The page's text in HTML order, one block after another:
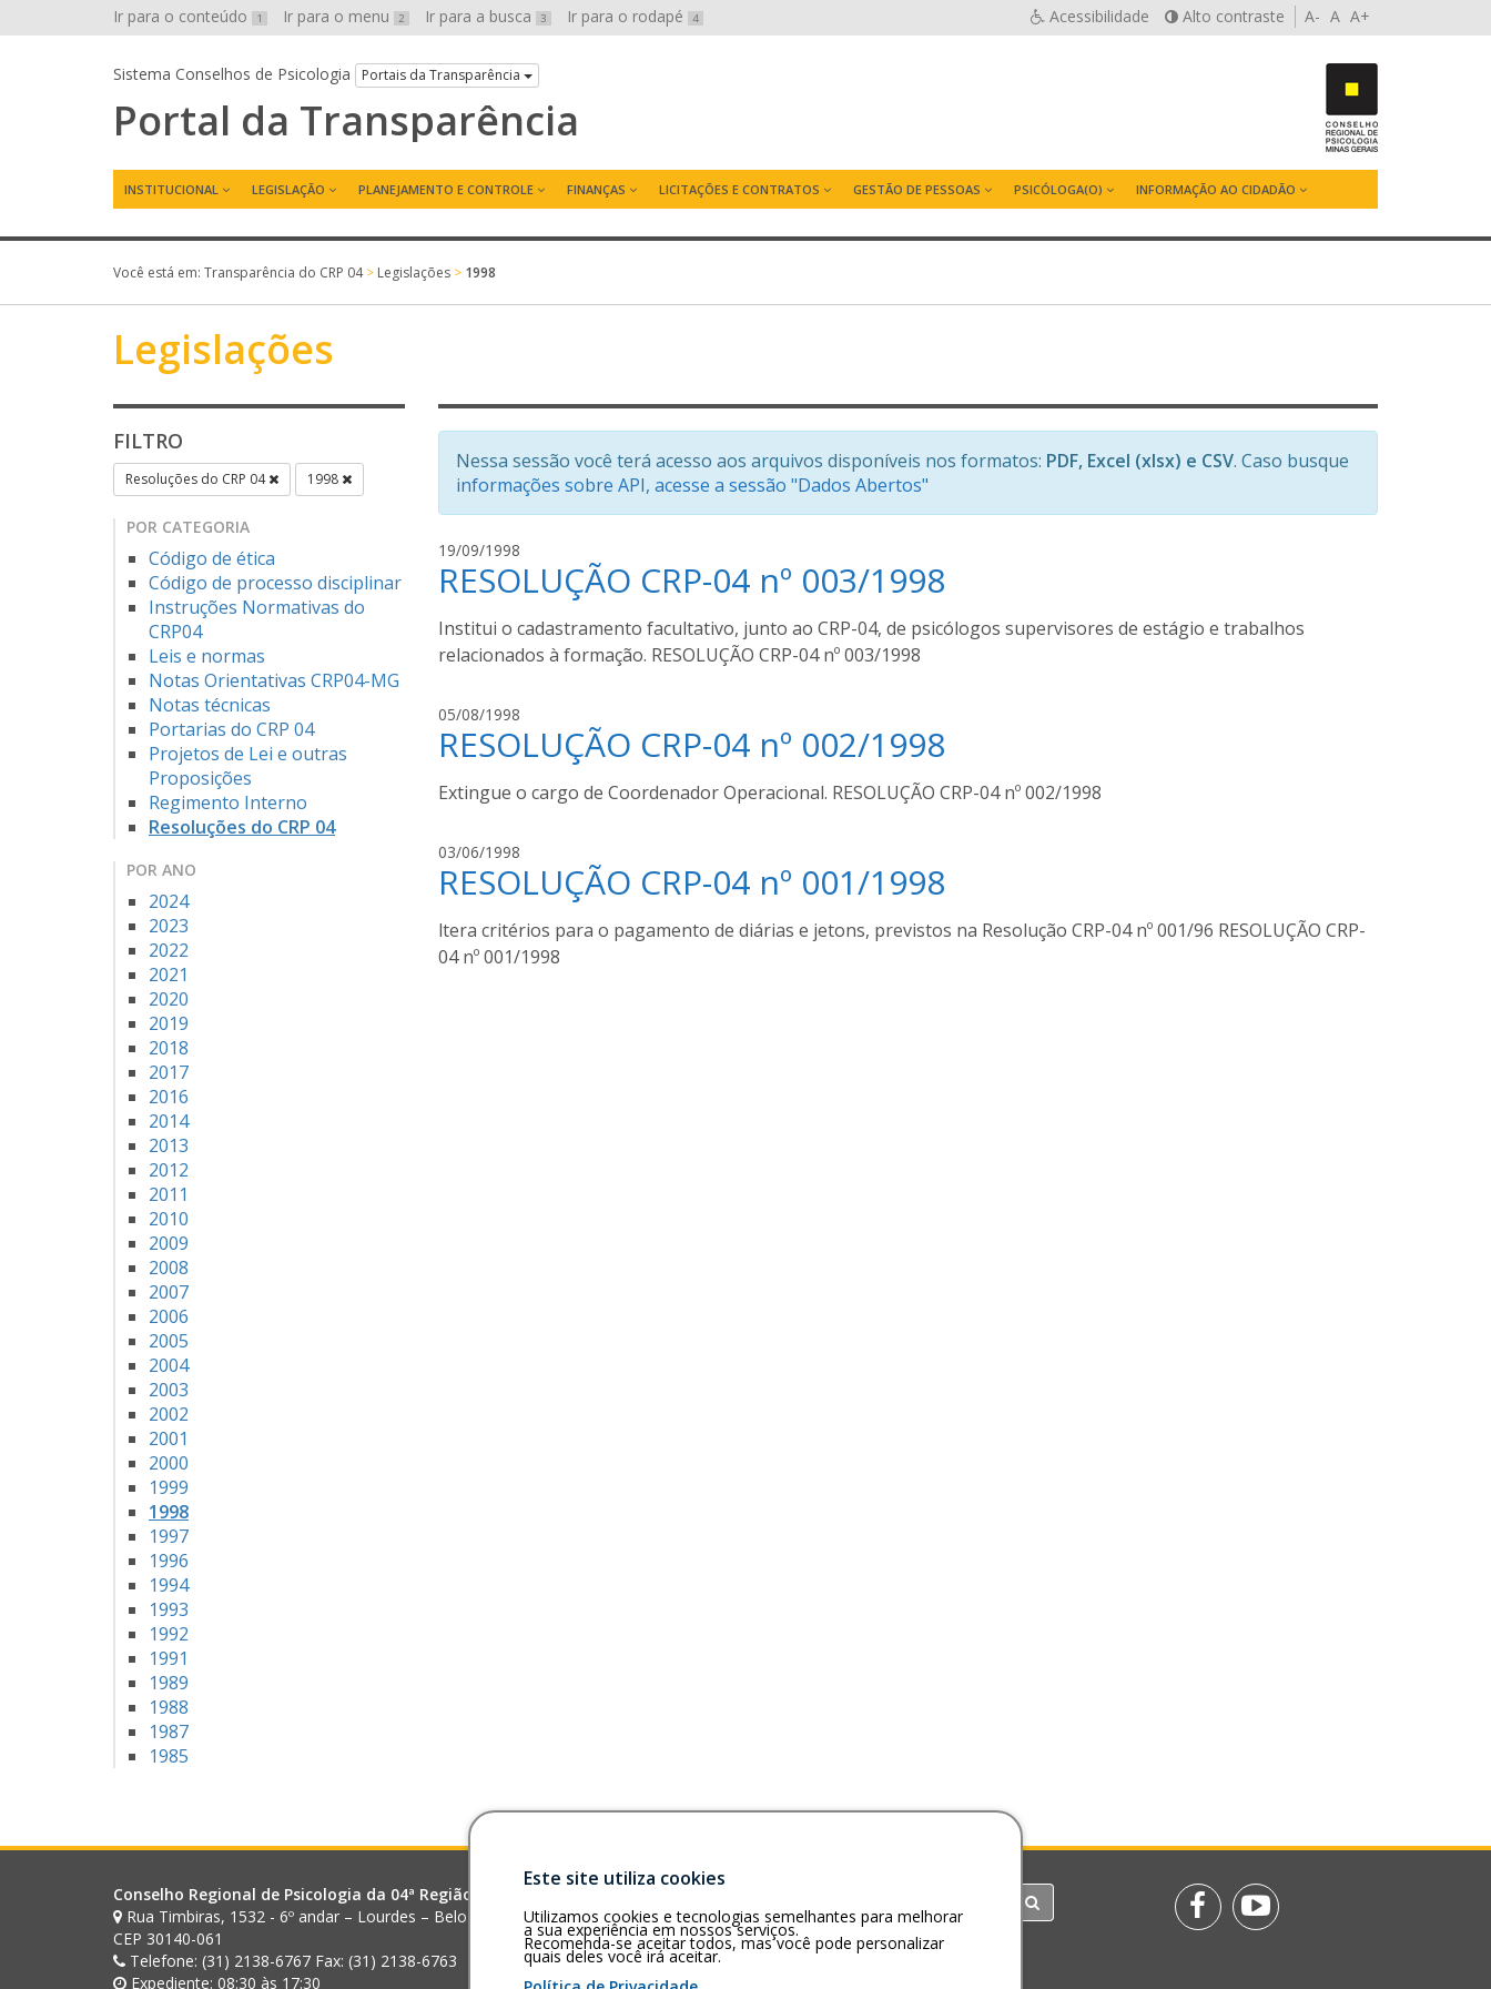
Ir para o conteúdo 1 Ir para o menu 2 Ir para a busca 3 Ir para o rodapé 4 Acessibilidade Alto contraste A- A A+
Sistema Conselhos de Psicologia Portais da Transparência
Portal da Transparência
INSTITUCIONAL LEGISLAÇÃO PLANEJAMENTO E CONTROLE FINANÇAS LICITAÇÕES E CONTRATOS GESTÃO DE PESSOAS PSICÓLOGA(O) INFORMAÇÃO AO CIDADÃO
Você está em: Transparência do CRP 04> Legislações > 1998
Legislações
FILTRO
Resoluções do CRP 04 1998
POR CATEGORIA
Código de ética
Código de processo disciplinar
Instruções Normativas do
CRP04
Leis e normas
Notas Orientativas CRP04-MG
Notas técnicas
Portarias do CRP 04
Projetos de Lei e outras
Proposições
Regimento Interno
Resoluções do CRP 04
POR ANO
2024
2023
2022
2021
2020
2019
2018
2017
2016
2014
2013
2012
2011
2010
2009
2008
2007
2006
2005
2004
2003
2002
2001
2000
1999
1998
1997
1996
1994
1993
1992
1991
1989
1988
1987
1985
Nessa sessão você terá acesso aos arquivos disponíveis nos formatos: PDF, Excel (xlsx) e CSV. Caso busque
informações sobre API, acesse a sessão "Dados Abertos"
19/09/1998a
u
g
u
s
m
o
r
RESOLUÇÃO CRP-04 nº 003/1998
Institui o cadastramento facultativo, junto ao CRP-04, de psicólogos supervisores de estágio e trabalhos
relacionados à formação. RESOLUÇÃO CRP-04 nº 003/1998
05/08/1998a
u
g
u
o
m
u
r
RESOLUÇÃO CRP-04 nº 002/1998
Extingue o cargo de Coordenador Operacional. RESOLUÇÃO CRP-04 nº 002/1998
03/06/1998a
u
g
u
s
RESOLUÇÃO CRP-04 nº 001/1998
ltera critérios para o pagamento de diárias e jetons, previstos na Resolução CRP-04 nº 001/96 RESOLUÇÃO CRP-
04 nº 001/1998
Conselho Regional de Psicologia da 04ª Região (MG)
Rua Timbiras, 1532 - 6º andar – Lourdes – Belo Horizonte – MG –
CEP 30140-061
Telefone: (31) 2138-6767 Fax: (31) 2138-6763
Expediente: 08:30 às 17:30
Este site utiliza cookies
Utilizamos cookies e tecnologias semelhantes para melhorar
a sua experiência em nossos serviços.
Recomenda-se aceitar todos, mas você pode personalizar
quais deles você irá aceitar.